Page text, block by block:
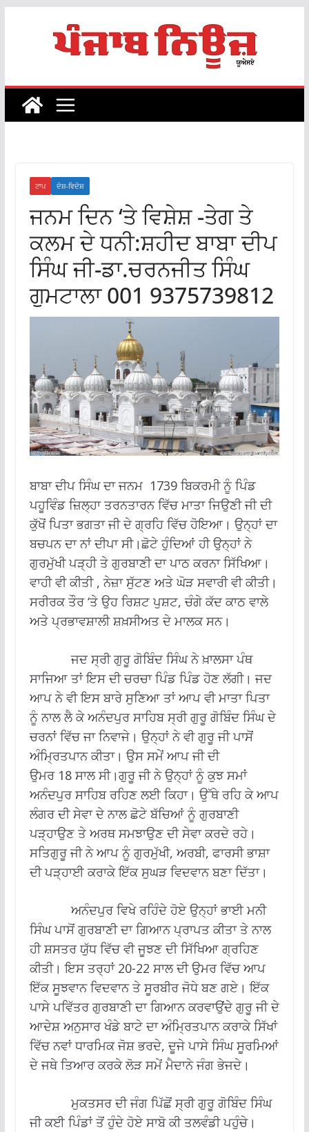
ਟਾਪ ਦੇਸ਼-ਵਿਦੇਸ਼
ਜਨਮ ਦਿਨ ‘ਤੇ ਵਿਸ਼ੇਸ਼ -ਤੇਗ ਤੇ
ਕਲਮ ਦੇ ਧਨੀ:ਸ਼ਹੀਦ ਬਾਬਾ ਦੀਪ
ਸਿੰਘ ਜੀ-ਡਾ.ਚਰਨਜੀਤ ਸਿੰਘ
ਗੁਮਟਾਲਾ 001 9375739812
ਬਾਬਾ ਦੀਪ ਸਿੰਘ ਦਾ ਜਨਮ 1739 ਬਿਕਰਮੀ ਨੂੰ ਪਿੰਡ
ਪਹੂਵਿੰਡ ਜ਼ਿਲ੍ਹਾ ਤਰਨਤਾਰਨ ਵਿੱਚ ਮਾਤਾ ਜਿਉਣੀ ਜੀ ਦੀ
ਕੁੱਖੋਂ ਪਿਤਾ ਭਗਤਾ ਜੀ ਦੇ ਗ੍ਰਹਿ ਵਿੱਚ ਹੋਇਆ। ਉਨ੍ਹਾਂ ਦਾ
ਬਚਪਨ ਦਾ ਨਾਂ ਦੀਪਾ ਸੀ।ਛੋਟੇ ਹੁੰਦਿਆਂ ਹੀ ਉਨ੍ਹਾਂ ਨੇ
ਗੁਰਮੁੱਖੀ ਪੜ੍ਹੀ ਤੇ ਗੁਰਬਾਣੀ ਦਾ ਪਾਠ ਕਰਨਾ ਸਿੱਖਿਆ।
ਵਾਹੀ ਵੀ ਕੀਤੀ , ਨੇਜ਼ਾ ਸੁੱਟਣ ਅਤੇ ਘੋੜ ਸਵਾਰੀ ਵੀ ਕੀਤੀ।
ਸਰੀਰਕ ਤੌਰ ‘ਤੇ ਉਹ ਰਿਸ਼ਟ ਪੁਸ਼ਟ, ਚੰਗੇ ਕੱਦ ਕਾਠ ਵਾਲੇ
ਅਤੇ ਪ੍ਰਭਾਵਸ਼ਾਲੀ ਸ਼ਖ਼ਸੀਅਤ ਦੇ ਮਾਲਕ ਸਨ।
ਜਦ ਸ੍ਰੀ ਗੁਰੂ ਗੋਬਿੰਦ ਸਿੰਘ ਨੇ ਖ਼ਾਲਸਾ ਪੰਥ
ਸਾਜਿਆ ਤਾਂ ਇਸ ਦੀ ਚਰਚਾ ਪਿੰਡ ਪਿੰਡ ਹੋਣ ਲੱਗੀ। ਜਦ
ਆਪ ਨੇ ਵੀ ਇਸ ਬਾਰੇ ਸੁਣਿਆ ਤਾਂ ਆਪ ਵੀ ਮਾਤਾ ਪਿਤਾ
ਨੂੰ ਨਾਲ ਲੈ ਕੇ ਅਨੰਦਪੁਰ ਸਾਹਿਬ ਸ੍ਰੀ ਗੁਰੂ ਗੋਬਿੰਦ ਸਿੰਘ ਦੇ
ਚਰਨਾਂ ਵਿੱਚ ਜਾ ਨਿਵਾਜੇ। ਉਨ੍ਹਾਂ ਨੇ ਵੀ ਗੁਰੂ ਜੀ ਪਾਸੋਂ
ਅੰਮ੍ਰਿਤਪਾਨ ਕੀਤਾ। ਉਸ ਸਮੇਂ ਆਪ ਜੀ ਦੀ
ਉਮਰ 18 ਸਾਲ ਸੀ।ਗੁਰੂ ਜੀ ਨੇ ਉਨ੍ਹਾਂ ਨੂੰ ਕੁਝ ਸਮਾਂ
ਅਨੰਦਪੁਰ ਸਾਹਿਬ ਰਹਿਣ ਲਈ ਕਿਹਾ। ਉੱਥੇ ਰਹਿ ਕੇ ਆਪ
ਲੰਗਰ ਦੀ ਸੇਵਾ ਦੇ ਨਾਲ ਛੋਟੇ ਬੱਚਿਆਂ ਨੂੰ ਗੁਰਬਾਣੀ
ਪੜ੍ਹਾਉਣ ਤੇ ਅਰਥ ਸਮਝਾਉਣ ਦੀ ਸੇਵਾ ਕਰਦੇ ਰਹੇ।
ਸਤਿਗੁਰੂ ਜੀ ਨੇ ਆਪ ਨੂੰ ਗੁਰਮੁੱਖੀ, ਅਰਬੀ, ਫਾਰਸੀ ਭਾਸ਼ਾ
ਦੀ ਪੜ੍ਹਾਈ ਕਰਾਕੇ ਇੱਕ ਸੁਘੜ ਵਿਦਵਾਨ ਬਣਾ ਦਿੱਤਾ।
ਅਨੰਦਪੁਰ ਵਿਖੇ ਰਹਿੰਦੇ ਹੋਏ ਉਨ੍ਹਾਂ ਭਾਈ ਮਨੀ
ਸਿੰਘ ਪਾਸੋਂ ਗੁਰਬਾਣੀ ਦਾ ਗਿਆਨ ਪ੍ਰਾਪਤ ਕੀਤਾ ਤੇ ਨਾਲ
ਹੀ ਸ਼ਸਤਰ ਯੁੱਧ ਵਿੱਚ ਵੀ ਜੂਝਣ ਦੀ ਸਿੱਖਿਆ ਗ੍ਰਹਿਣ
ਕੀਤੀ। ਇਸ ਤਰ੍ਹਾਂ 20-22 ਸਾਲ ਦੀ ਉਮਰ ਵਿੱਚ ਆਪ
ਇੱਕ ਸੂਝਵਾਨ ਵਿਦਵਾਨ ਤੇ ਸੂਰਬੀਰ ਜੋਧੇ ਬਣ ਗਏ। ਇੱਕ
ਪਾਸੇ ਪਵਿੱਤਰ ਗੁਰਬਾਣੀ ਦਾ ਗਿਆਨ ਕਰਵਾਉਂਦੇ ਗੁਰੂ ਜੀ ਦੇ
ਆਦੇਸ਼ ਅਨੁਸਾਰ ਖੰਡੇ ਬਾਟੇ ਦਾ ਅੰਮ੍ਰਿਤਪਾਨ ਕਰਾਕੇ ਸਿੱਖਾਂ
ਵਿੱਚ ਨਵਾਂ ਧਾਰਮਿਕ ਜੋਸ਼ ਭਰਦੇ, ਦੂਜੇ ਪਾਸੇ ਸਿੰਘ ਸੂਰਮਿਆਂ
ਦੇ ਜਥੇ ਤਿਆਰ ਕਰਕੇ ਲੋੜ ਸਮੇਂ ਮੈਦਾਨੇ ਜੰਗ ਭੇਜਦੇ।
ਮੁਕਤਸਰ ਦੀ ਜੰਗ ਪਿੱਛੋਂ ਸ੍ਰੀ ਗੁਰੂ ਗੋਬਿੰਦ ਸਿੰਘ
ਜੀ ਕਈ ਪਿੰਡਾਂ ਤੋਂ ਹੁੰਦੇ ਹੋਏ ਸਾਬੋ ਕੀ ਤਲਵੰਡੀ ਪਹੁੰਚੇ।